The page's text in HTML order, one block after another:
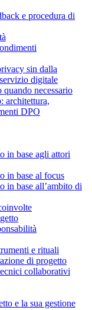
e procedura di
sin dalla
digitale
necessario
architettura,
DPO
in base agli attori
in base al focus
in base all’ambito di
e rituali
di progetto
collaborativi
e la sua gestione